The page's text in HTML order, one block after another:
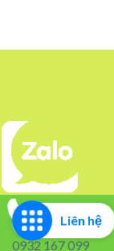
Liên hệ
0932 167 099